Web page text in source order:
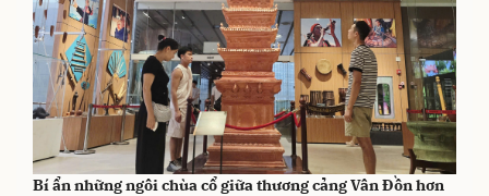
Bí ẩn những ngôi chùa cổ giữa thương cảng Vân Đồn hơn